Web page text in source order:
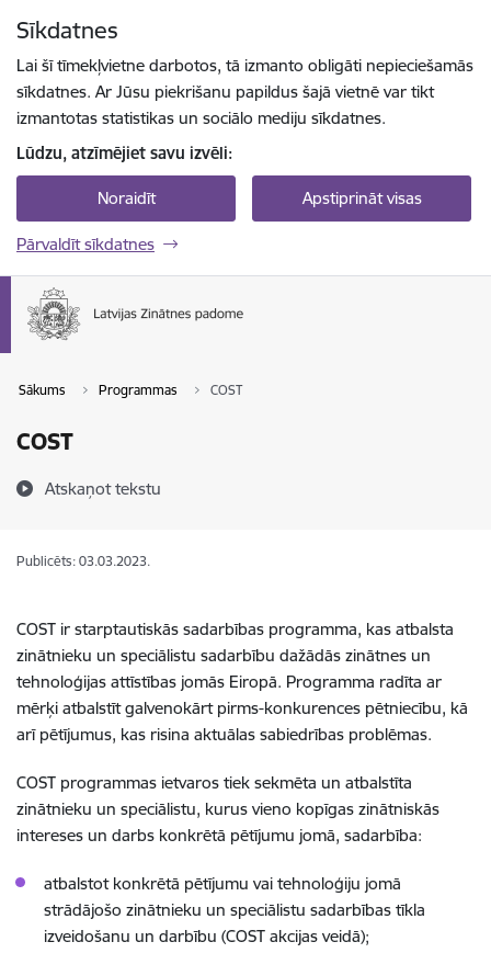
Sīkdatnes
Lai šī tīmekļvietne darbotos, tā izmanto obligāti nepieciešamās
sīkdatnes. Ar Jūsu piekrišanu papildus šajā vietnē var tikt
izmantotas statistikas un sociālo mediju sīkdatnes.
Lūdzu, atzīmējiet savu izvēli:
Noraidīt Apstiprināt visas
Pārvaldīt sīkdatnes
Sākums Programmas COST
COST
Atskaņot tekstu
Publicēts: 03.03.2023.
COST ir starptautiskās sadarbības programma, kas atbalsta
zinātnieku un speciālistu sadarbību dažādās zinātnes un
tehnoloģijas attīstības jomās Eiropā. Programma radīta ar
mērķi atbalstīt galvenokārt pirms-konkurences pētniecību, kā
arī pētījumus, kas risina aktuālas sabiedrības problēmas.
COST programmas ietvaros tiek sekmēta un atbalstīta
zinātnieku un speciālistu, kurus vieno kopīgas zinātniskās
intereses un darbs konkrētā pētījumu jomā, sadarbība:
atbalstot konkrētā pētījumu vai tehnoloģiju jomā
strādājošo zinātnieku un speciālistu sadarbības tīkla
izveidošanu un darbību (COST akcijas veidā);